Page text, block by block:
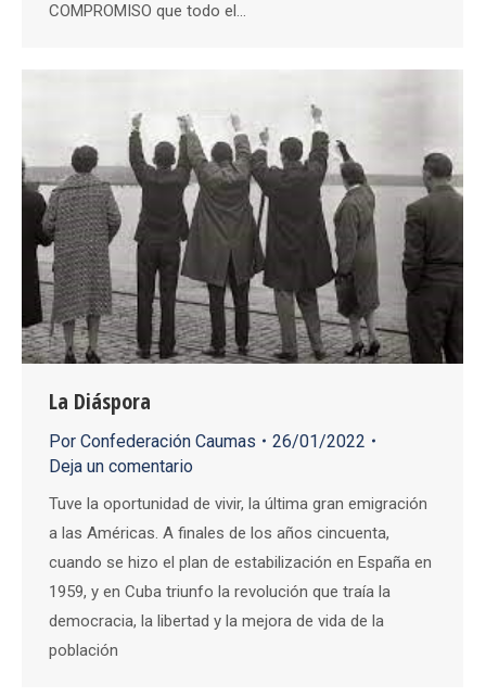
COMPROMISO que todo el…
La Diáspora
Por Confederación Caumas
26/01/2022
Deja un comentario
Tuve la oportunidad de vivir, la última gran emigración
a las Américas. A finales de los años cincuenta,
cuando se hizo el plan de estabilización en España en
1959, y en Cuba triunfo la revolución que traía la
democracia, la libertad y la mejora de vida de la
población